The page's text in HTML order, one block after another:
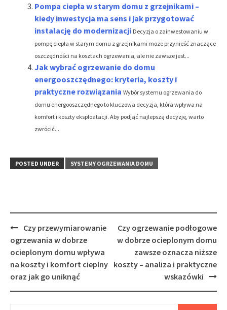
Pompa ciepła w starym domu z grzejnikami –
kiedy inwestycja ma sens i jak przygotować
instalację do modernizacji Decyzja o zainwestowaniu w
pompę ciepła w starym domu z grzejnikami może przynieść znaczące
oszczędności na kosztach ogrzewania, ale nie zawsze jest...
Jak wybrać ogrzewanie do domu
energooszczędnego: kryteria, koszty i
praktyczne rozwiązania Wybór systemu ogrzewania do
domu energooszczędnego to kluczowa decyzja, która wpływa na
komfort i koszty eksploatacji. Aby podjąć najlepszą decyzję, warto
zwrócić...
POSTED UNDER SYSTEMY OGRZEWANIA DOMU
Post
navigation
Czy przewymiarowanie
ogrzewania w dobrze
ocieplonym domu wpływa
na koszty i komfort cieplny
oraz jak go uniknąć
Czy ogrzewanie podłogowe
w dobrze ocieplonym domu
zawsze oznacza niższe
koszty – analiza i praktyczne
wskazówki